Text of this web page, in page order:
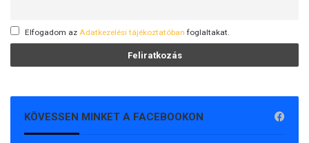
Elfogadom az Adatkezelési tájékoztatóban foglaltakat.
KÖVESSEN MINKET A FACEBOOKON